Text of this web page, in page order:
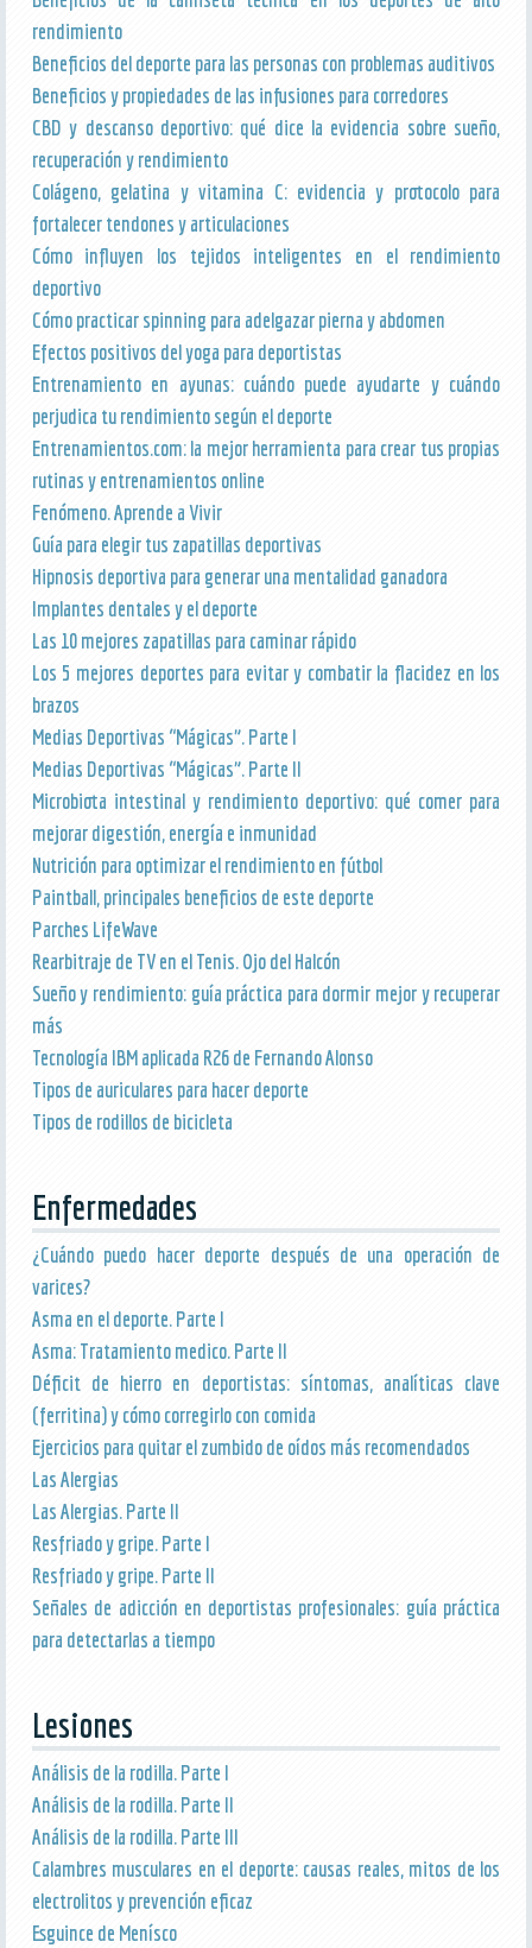
rendimiento
Beneficios del deporte para las personas con problemas auditivos
Beneficios y propiedades de las infusiones para corredores
CBD y descanso deportivo: qué dice la evidencia sobre sueño,
recuperación y rendimiento
Colágeno, gelatina y vitamina C: evidencia y protocolo para
fortalecer tendones y articulaciones
Cómo influyen los tejidos inteligentes en el rendimiento
deportivo
Cómo practicar spinning para adelgazar pierna y abdomen
Efectos positivos del yoga para deportistas
Entrenamiento en ayunas: cuándo puede ayudarte y cuándo
perjudica tu rendimiento según el deporte
Entrenamientos.com: la mejor herramienta para crear tus propias
rutinas y entrenamientos online
Fenómeno. Aprende a Vivir
Guía para elegir tus zapatillas deportivas
Hipnosis deportiva para generar una mentalidad ganadora
Implantes dentales y el deporte
Las 10 mejores zapatillas para caminar rápido
Los 5 mejores deportes para evitar y combatir la flacidez en los
brazos
Medias Deportivas “Mágicas”. Parte I
Medias Deportivas “Mágicas”. Parte II
Microbiota intestinal y rendimiento deportivo: qué comer para
mejorar digestión, energía e inmunidad
Nutrición para optimizar el rendimiento en fútbol
Paintball, principales beneficios de este deporte
Parches LifeWave
Rearbitraje de TV en el Tenis. Ojo del Halcón
Sueño y rendimiento: guía práctica para dormir mejor y recuperar
más
Tecnología IBM aplicada R26 de Fernando Alonso
Tipos de auriculares para hacer deporte
Tipos de rodillos de bicicleta
Enfermedades
¿Cuándo puedo hacer deporte después de una operación de
varices?
Asma en el deporte. Parte I
Asma: Tratamiento medico. Parte II
Déficit de hierro en deportistas: síntomas, analíticas clave
(ferritina) y cómo corregirlo con comida
Ejercicios para quitar el zumbido de oídos más recomendados
Las Alergias
Las Alergias. Parte II
Resfriado y gripe. Parte I
Resfriado y gripe. Parte II
Señales de adicción en deportistas profesionales: guía práctica
para detectarlas a tiempo
Lesiones
Análisis de la rodilla. Parte I
Análisis de la rodilla. Parte II
Análisis de la rodilla. Parte III
Calambres musculares en el deporte: causas reales, mitos de los
electrolitos y prevención eficaz
Esguince de Menísco